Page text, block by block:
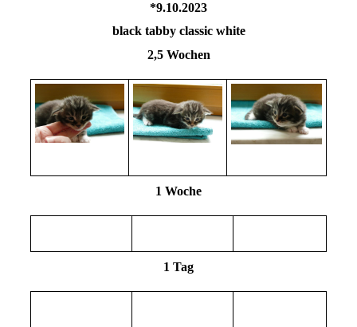
*9.10.2023
black tabby classic white
2,5 Wochen
1 Woche
1 Tag